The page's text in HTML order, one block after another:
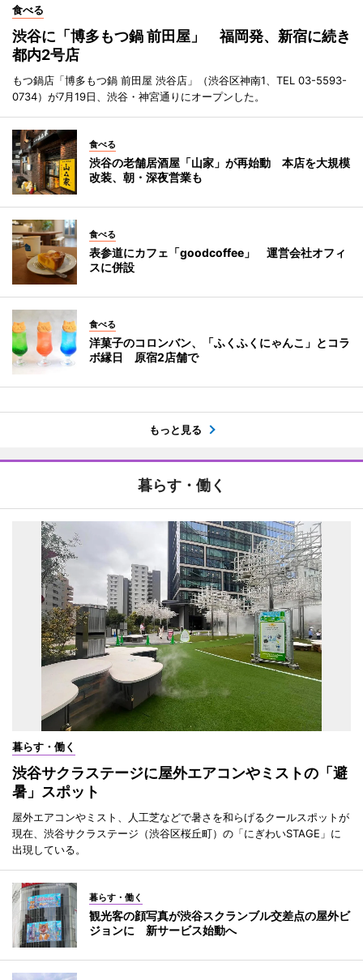
食べる
渋谷に「博多もつ鍋 前田屋」 福岡発、新宿に続き
都内2号店
もつ鍋店「博多もつ鍋 前田屋 渋谷店」（渋谷区神南1、TEL 03-5593-
0734）が7月19日、渋谷・神宮通りにオープンした。
食べる
渋谷の老舗居酒屋「山家」が再始動 本店を大規模
改装、朝・深夜営業も
食べる
表参道にカフェ「goodcoffee」 運営会社オフィ
スに併設
食べる
洋菓子のコロンバン、「ふくふくにゃんこ」とコラ
ボ縁日 原宿2店舗で
もっと見る
暮らす・働く
暮らす・働く
渋谷サクラステージに屋外エアコンやミストの「避
暑」スポット
屋外エアコンやミスト、人工芝などで暑さを和らげるクールスポットが
現在、渋谷サクラステージ（渋谷区桜丘町）の「にぎわいSTAGE」に
出現している。
暮らす・働く
観光客の顔写真が渋谷スクランブル交差点の屋外ビ
ジョンに 新サービス始動へ